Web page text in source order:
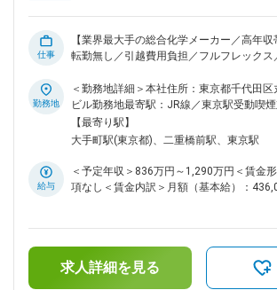
与 ・長期：人事部門内でのローテーショ
材開発等）も可能 「ガバナンスが分かる
事務局は、少数精鋭で構成される小さな
度・株式報酬・ガバナンス領域で高い専門
混在しており、それぞれの強みを持ち寄っ
ができています。 一人ひとりの担当領域は
り、細分化された役割の一部を担うのでは
て一気通貫で動かす"仕事の進め方が特徴です 変更の範囲
社の定める職務
仕事
【業界最大手の総合化学メーカー／高年
転勤無し／引越費用負担／フルフレックス／
国）を対象に、川上素材である炭素繊維の
グ業務をご担当いただきます。自ら市場・
ケティング型の営業として、既存顧客の深
客・新規用途の開拓の両輪を推進いただきます。 ＜
（既存顧客の深耕、新規用途の共同開発
開拓・マーケット調査（例：軽量化ニーズ
ミッション＞ ・三菱ケミカルの重点素材
素繊維をスペシャリティマテリアルとして
すべく収益拡大 ・航空宇宙/New Mobility/
ドスポーツで軽量化/熱マネ/剛性等で炭素
勤務地
＜勤務地詳細＞本社住所：東京都千代田区
ビル勤務地最寄駅：JR線／東京駅受動喫
煙変更の範囲：会社の定める事業所
【最寄り駅】
大手町駅(東京都)、二重橋前駅、東京駅
給与
＜予定年収＞836万円～1,290万円＜賃金
項なし＜賃金内訳＞月額（基本給）：
によっては時間外管理監督外となるため
いません。■昇給：年1回■賞与：年1回（6
も目安の金額であり、選考を通じて上下す
求人詳細を見る